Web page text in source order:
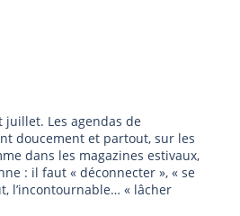
juillet. Les agendas de
doucement et partout, sur les
dans les magazines estivaux,
: il faut « déconnecter », « se
l’incontournable… « lâcher